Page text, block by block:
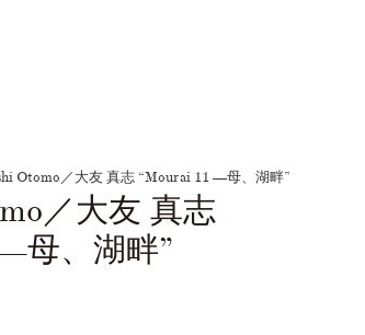
Otomo／大友 真志 “Mourai 11 —母、湖畔”
／大友 真志
母、湖畔”